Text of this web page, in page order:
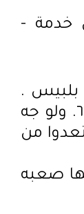
بلبيس .
بيبلطجوا علي سواقين ابوحماد. وبيحملوا الاجره ب٢٠ وف الاصل ٦. ولو جه
من
في ناس ظروفها صعبه